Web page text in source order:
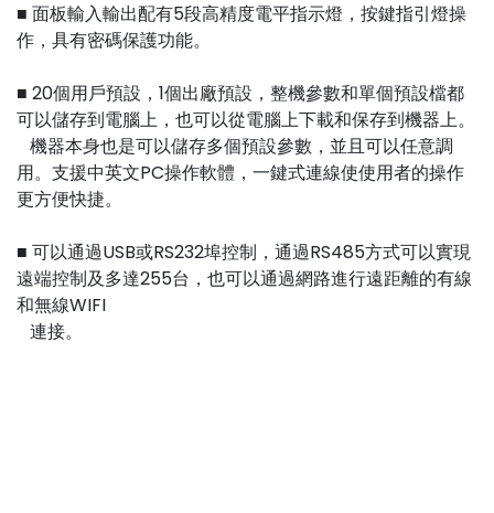
■ 面板輸入輸出配有5段高精度電平指示燈，按鍵指引燈操
作，具有密碼保護功能。
■ 20個用戶預設，1個出廠預設，整機參數和單個預設檔都
可以儲存到電腦上，也可以從電腦上下載和保存到機器上。
機器本身也是可以儲存多個預設參數，並且可以任意調
用。支援中英文PC操作軟體，一鍵式連線使使用者的操作
更方便快捷。
■ 可以通過USB或RS232埠控制，通過RS485方式可以實現
遠端控制及多達255台，也可以通過網路進行遠距離的有線
和無線WIFI
連接。